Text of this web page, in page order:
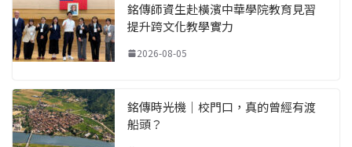
銘傳師資生赴橫濱中華學院教育見習
提升跨文化教學實力
2026-08-05
銘傳時光機｜校門口，真的曾經有渡
船頭？